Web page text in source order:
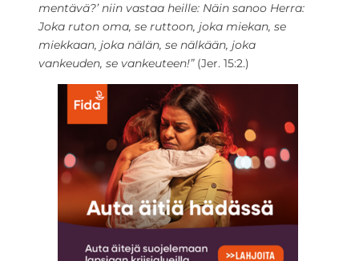
mentävä?’ niin vastaa heille: Näin sanoo Herra:
Joka ruton oma, se ruttoon, joka miekan, se
miekkaan, joka nälän, se nälkään, joka
vankeuden, se vankeuteen!” (Jer. 15:2.)